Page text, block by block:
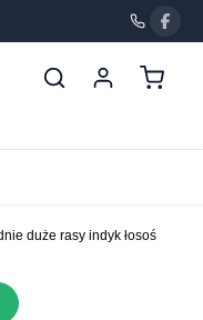
duże rasy indyk łosoś